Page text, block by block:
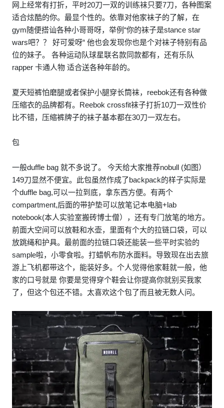
网上经常有打折，平时20刀一双的训练袜只要7刀，各种图案
适合炫酷的你。最显个性的。依靠对他家袜子的了解，在
gym随便搭讪各种小哥哥呀，举例“你的袜子是stance star
wars吧？？ 好可爱呀“ 他也会发现你也是个对袜子特别有品
位的妹子。 各种运动队球星联名款同款都有，还有乐队
rapper 卡通人物 适合送各种年龄的。
夏天短裤怕磨腿或者保护小腿穿长筒袜，reebok还有各种做
压缩衣的品牌都有。Reebok crossfit袜子打折10刀一双性价
比不错，压缩裤牌子的袜子基本都在30刀一双左右。
包
一般duffle bag 就不多说了。 今天给大家推荐nobull (如图）
149刀显然不便宜。此包虽然作成了backpack的样子实际是
个duffle bag,可以一拉到底，拿东西方便。有两个
compartment,后面的带护垫可以放笔记本电脑+lab
notebook(本人实验室搬砖博士僧），还有专门放笔的地方。
前面大空间可以放鞋和水壶，里面有个大的拉链口袋，可以
放跳绳和护具。最前面的拉链口袋还能装一些平时实验的
sample啦，小零食啦。打蜡帆布防水面料。导致现在出去旅
游上飞机都带这个，能装好多。个人觉得他家鞋就一般，他
家的口号就是 你要是觉得穿个鞋会让你提高你就别买我家
了，但这个包还不错。太喜欢这个包了而且被无数人问。